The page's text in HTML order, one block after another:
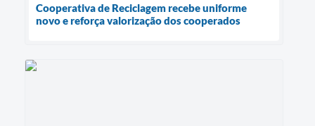
Cooperativa de Reciclagem recebe uniforme
novo e reforça valorização dos cooperados